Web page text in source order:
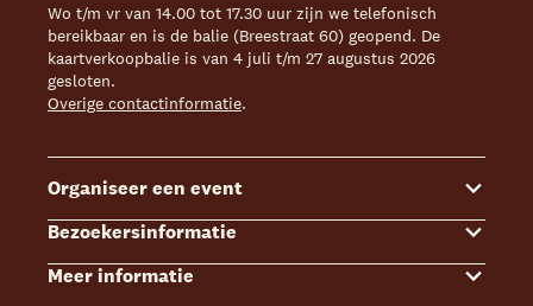
Wo t/m vr van 14.00 tot 17.30 uur zijn we telefonisch
bereikbaar en is de balie (Breestraat 60) geopend. De
kaartverkoopbalie is van 4 juli t/m 27 augustus 2026
gesloten.
Overige contactinformatie.
Organiseer een event
Events
Zalenoverzicht
Bezoekersinformatie
Kaartverkoop
Meer informatie